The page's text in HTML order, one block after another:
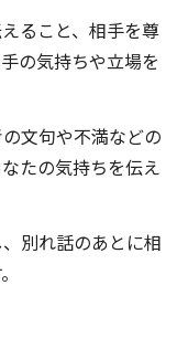
ること、相手を尊
の気持ちや立場を
文句や不満などの
たの気持ちを伝え
別れ話のあとに相